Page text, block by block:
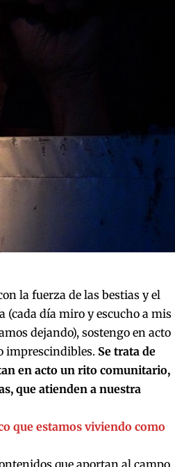
la fuerza de las bestias y el
(cada día miro y escucho a mis
dejando), sostengo en acto
imprescindibles. Se trata de
en acto un rito comunitario,
que atienden a nuestra
que estamos viviendo como